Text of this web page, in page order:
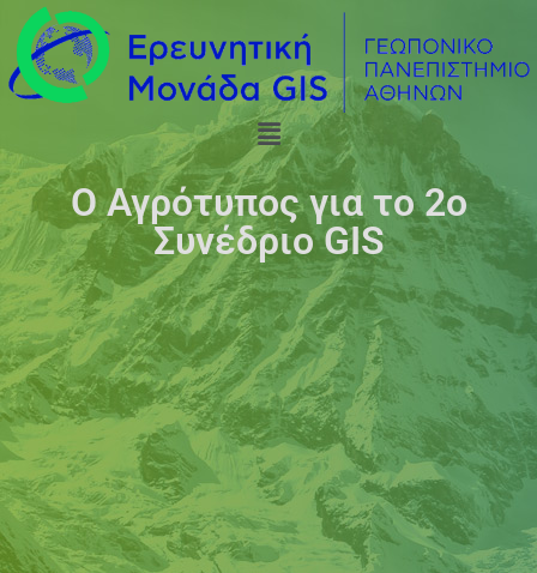
O Αγρότυπος για το 2ο
Συνέδριο GIS